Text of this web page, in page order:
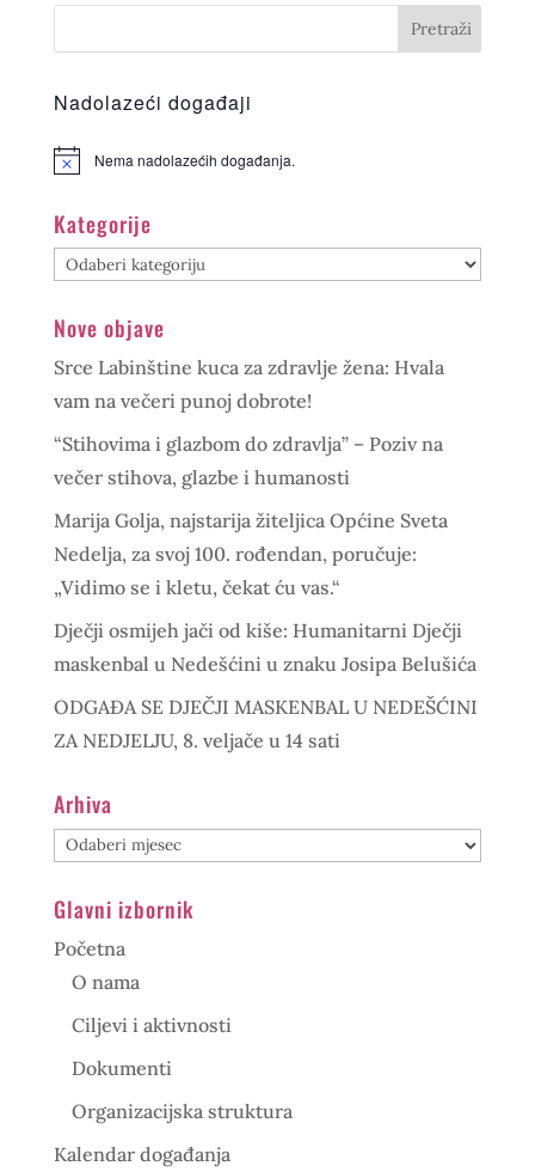
Nadolazeći događaji
Nema nadolazećih događanja.
Kategorije
Kategorije
Nove objave
Srce Labinštine kuca za zdravlje žena: Hvala
vam na večeri punoj dobrote!
“Stihovima i glazbom do zdravlja” – Poziv na
večer stihova, glazbe i humanosti
Marija Golja, najstarija žiteljica Općine Sveta
Nedelja, za svoj 100. rođendan, poručuje:
„Vidimo se i kletu, čekat ću vas.“
Dječji osmijeh jači od kiše: Humanitarni Dječji
maskenbal u Nedešćini u znaku Josipa Belušića
ODGAĐA SE DJEČJI MASKENBAL U NEDEŠĆINI
ZA NEDJELJU, 8. veljače u 14 sati
Arhiva
Arhiva
Glavni izbornik
Početna
O nama
Ciljevi i aktivnosti
Dokumenti
Organizacijska struktura
Kalendar događanja